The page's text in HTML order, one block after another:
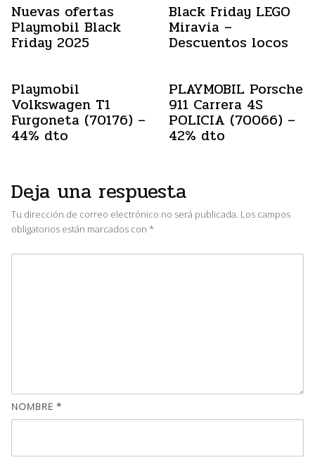
Nuevas ofertas
Playmobil Black
Friday 2025
Black Friday LEGO
Miravia –
Descuentos locos
Playmobil
Volkswagen T1
Furgoneta (70176) –
44% dto
PLAYMOBIL Porsche
911 Carrera 4S
POLICIA (70066) –
42% dto
Deja una respuesta
Tu dirección de correo electrónico no será publicada. Los campos
obligatorios están marcados con *
NOMBRE *